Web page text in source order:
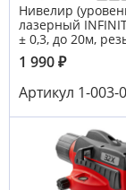
Нивелир
лазерный
± 0,3, до 20м,
1 990₽
Артикул 1-003-